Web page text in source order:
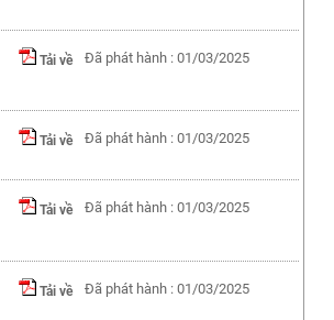
Tải về Đã phát hành : 01/03/2025
Tải về Đã phát hành : 01/03/2025
Tải về Đã phát hành : 01/03/2025
Tải về Đã phát hành : 01/03/2025